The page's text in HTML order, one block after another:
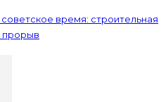
время: строительная
прорыв